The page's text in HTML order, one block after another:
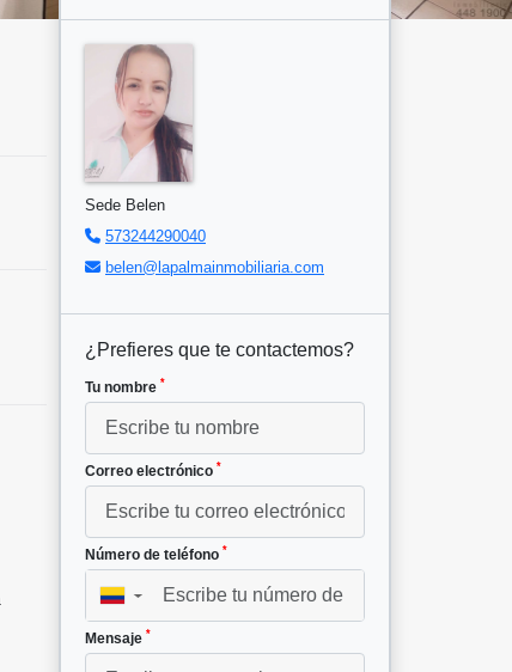
Sede Belen
573244290040
belen@lapalmainmobiliaria.com
¿Prefieres que te contactemos?
Tu nombre *
Correo electrónico *
Número de teléfono *
▼
Mensaje *